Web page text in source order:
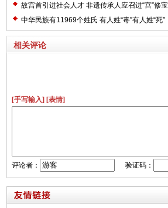
故宫首引进社会人才 非遗传承人应召进“宫”修宝
中华民族有11969个姓氏 有人姓“毒”有人姓“死”
相关评论
[手写输入] [表情]
评论者： 验证码：